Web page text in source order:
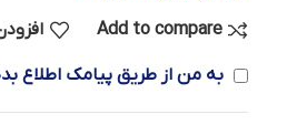
Add to compare
به من از طریق پیامک اطلاع